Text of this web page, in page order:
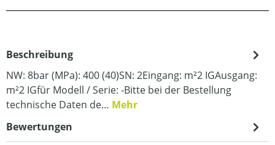
Beschreibung
NW: 8bar (MPa): 400 (40)SN: 2Eingang: m²2 IGAusgang:
m²2 IGfür Modell / Serie: -Bitte bei der Bestellung
technische Daten de… Mehr
Bewertungen